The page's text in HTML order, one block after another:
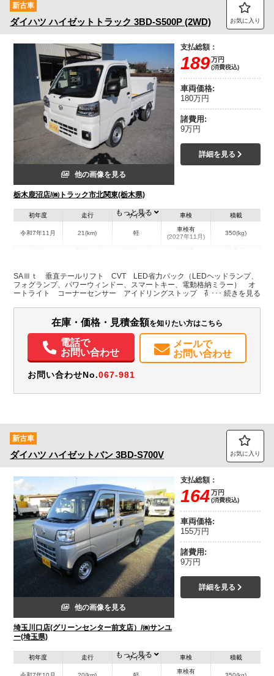
新古車
ダイハツ ハイゼットトラック 3BD-S500P (2WD) お気に入り
他の画像を見る
栃木鹿沼店/㈱トラック市北関東(栃木県)
支払総額：
189万円
(消費税込)
車両価格:
180万円
諸費用:
9万円
詳細を見る
初年度
令和7年11月
走行
21(km)
サイズ
軽
車検
車検有
(2027年11月)
積載
350(kg)
栃木県 -
W:1,470
H:1,780
無
パワステ パワーウィンドウ ABS エアバッグ
集中ドアロック
電動格納ミラー
取扱説明書（一部含む） メンテナンスノート（保証書）
もっと見る
SAⅢｔ 垂直テールリフト CVT LED省力パック（LEDヘッドランプ、
フォグランプ、パワーウィンドー、スマートキー、電動格納ミラー） オ
ートライト コーナーセンサー アイドリングストップ 荷台作業灯 ◆純
在庫・価格・見積金額を知りたい方はこちら
電話で
お問い合わせ
メールで
お問い合わせ
お問い合わせNo.067-981
新古車
ダイハツ ハイゼットバン 3BD-S700V お気に入り
他の画像を見る
埼玉川口店(グリーンセンター前支店）/㈱サンユ
ー(埼玉県)
支払総額：
164万円
(消費税込)
車両価格:
155万円
諸費用:
9万円
詳細を見る
初年度 走行 サイズ 車検
車検有
積載
もっと見る